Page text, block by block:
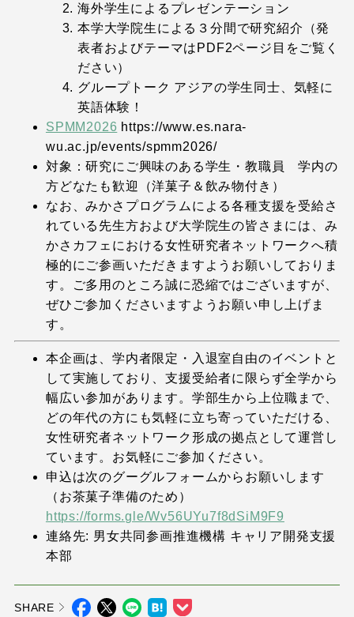
海外学生によるプレゼンテーション
本学大学院生による３分間で研究紹介（発
表者およびテーマはPDF2ページ目をご覧く
ださい）
グループトーク アジアの学生同士、気軽に
英語体験！
SPMM2026 https://www.es.nara-
wu.ac.jp/events/spmm2026/
対象：研究にご興味のある学生・教職員 学内の
方どなたも歓迎（洋菓子＆飲み物付き）
なお、みかさプログラムによる各種支援を受給さ
れている先生方および大学院生の皆さまには、み
かさカフェにおける女性研究者ネットワークへ積
極的にご参画いただきますようお願いしておりま
す。ご多用のところ誠に恐縮ではございますが、
ぜひご参加くださいますようお願い申し上げま
す。
本企画は、学内者限定・入退室自由のイベントと
して実施しており、支援受給者に限らず全学から
幅広い参加があります。学部生から上位職まで、
どの年代の方にも気軽に立ち寄っていただける、
女性研究者ネットワーク形成の拠点として運営し
ています。お気軽にご参加ください。
申込は次のグーグルフォームからお願いします
（お茶菓子準備のため）
https://forms.gle/Wv56UYu7f8dSiM9F9
連絡先: 男女共同参画推進機構 キャリア開発支援
本部
SHARE